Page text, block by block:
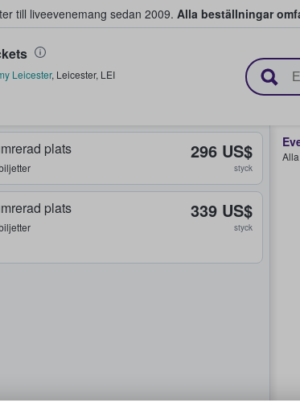
till liveevenemang sedan 2009. Alla beställningar
och säljer biljetter.
Leicester, Leicester, LEI
plats 296 US$
styck
plats 339 US$
styck